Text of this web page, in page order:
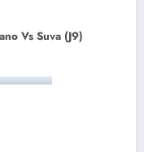
Vs Suva (J9)